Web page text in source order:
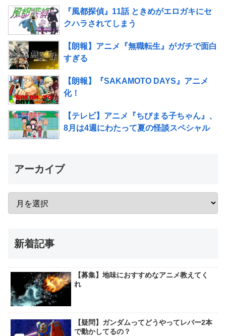
『風都探偵』11話 ときめがエロガキにセ
クハラされてしまう
【朗報】アニメ『無職転生』がガチで面白
すぎる
【朗報】『SAKAMOTO DAYS』アニメ
化！
【テレビ】アニメ『ちびまる子ちゃん』、
8月は4週にわたって夏の怪談スペシャル
アーカイブ
新着記事
【募集】地味におすすめなアニメ教えてく
れ
【疑問】ガンダムってどうやってレバー2本
で動かしてるの？